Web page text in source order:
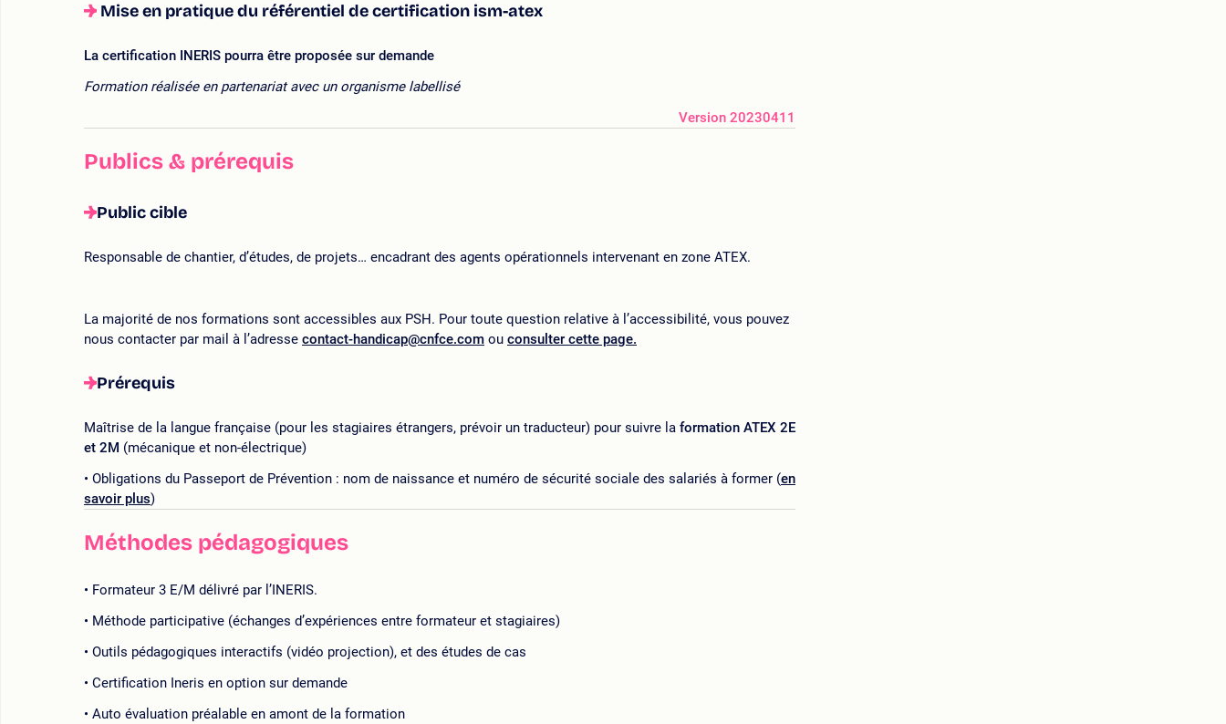
Mise en pratique du référentiel de certification ism-atex
La certification INERIS pourra être proposée sur demande
Formation réalisée en partenariat avec un organisme labellisé
Version 20230411
Publics & prérequis
Public cible
Responsable de chantier, d’études, de projets… encadrant des agents opérationnels intervenant en zone ATEX.
La majorité de nos formations sont accessibles aux PSH. Pour toute question relative à l’accessibilité, vous pouvez
nous contacter par mail à l’adresse contact-handicap@cnfce.com ou consulter cette page.
Prérequis
Maîtrise de la langue française (pour les stagiaires étrangers, prévoir un traducteur) pour suivre la formation ATEX 2E
et 2M (mécanique et non-électrique)
Obligations du Passeport de Prévention : nom de naissance et numéro de sécurité sociale des salariés à former (en
savoir plus)
Méthodes pédagogiques
Formateur 3 E/M délivré par l’INERIS.
Méthode participative (échanges d’expériences entre formateur et stagiaires)
Outils pédagogiques interactifs (vidéo projection), et des études de cas
Certification Ineris en option sur demande
Auto évaluation préalable en amont de la formation